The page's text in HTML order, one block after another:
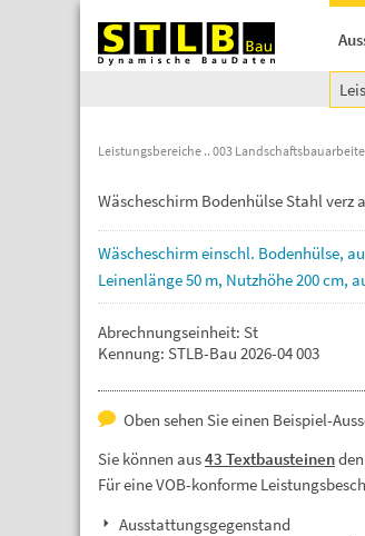
Leistungsbereiche 003
Wäscheschirm Bodenhülse Stahl verz
Wäscheschirmeinschl. Bodenhülse,
Leinenlänge50 m, Nutzhöhe200cm,
Abrechnungseinheit: St
Kennung: STLB-Bau 2026-04 003
Oben sehen Sie einen Beispiel-
Sie können aus43 Textbausteinen
Für eine VOB-konforme
Ausstattungsgegenstand